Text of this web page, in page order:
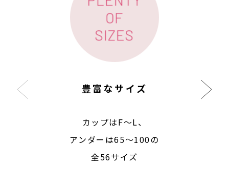
豊富なサイズ
カップはF〜L、
アンダーは65〜100の
全56サイズ